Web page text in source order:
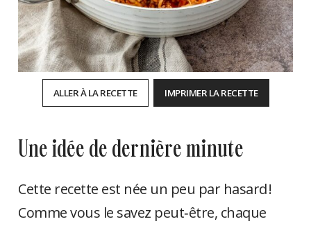
ALLER À LA RECETTE IMPRIMER LA RECETTE
une idée de dernière minute
Cette recette est née un peu par hasard !
Comme vous le savez peut‑être, chaque